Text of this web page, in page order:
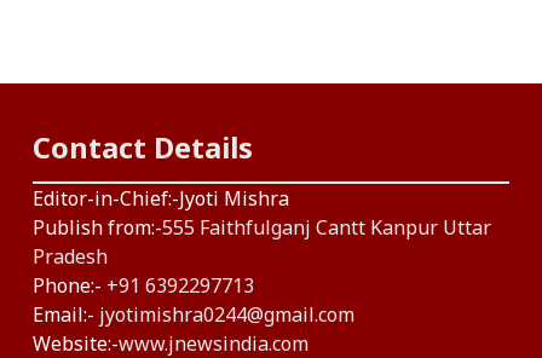
Contact Details
Editor-in-Chief:-Jyoti Mishra
Publish from:-555 Faithfulganj Cantt Kanpur Uttar
Pradesh
Phone:- +91 6392297713
Email:- jyotimishra0244@gmail.com
Website:-www.jnewsindia.com